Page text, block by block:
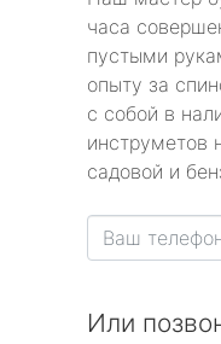
часа
пустыми
опыту за
с собой в
инструметов
садовой и
Или